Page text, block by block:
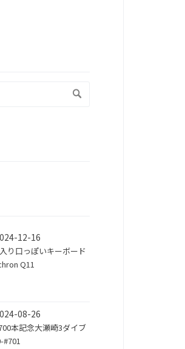
12-16
り口っぽいキーボード
Q11
08-26
本記念大瀬崎3ダイブ
#701